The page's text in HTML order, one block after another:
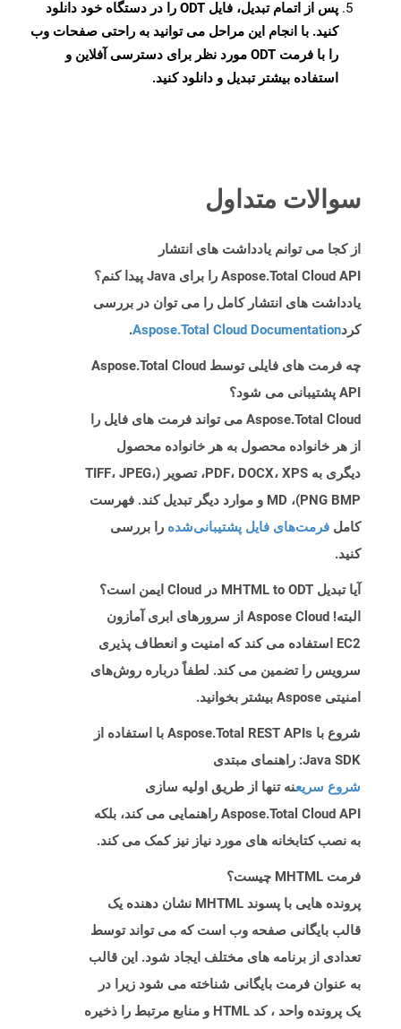
پس از اتمام تبدیل، فایل ODT را در دستگاه خود دانلود
کنید. با انجام این مراحل می توانید به راحتی صفحات وب
را با فرمت ODT مورد نظر برای دسترسی آفلاین و
استفاده بیشتر تبدیل و دانلود کنید.
سوالات متداول
از کجا می توانم یادداشت های انتشار
Aspose.Total Cloud API را برای Java پیدا کنم؟
یادداشت های انتشار کامل را می توان در بررسی
کردAspose.Total Cloud Documentation
.
چه فرمت های فایلی توسط Aspose.Total Cloud
API پشتیبانی می شود؟
Aspose.Total Cloud می تواند فرمت های فایل را
از هر خانواده محصول به هر خانواده محصول
دیگری به PDF، DOCX، XPS، تصویر (TIFF، JPEG،
PNG BMP)، MD و موارد دیگر تبدیل کند. فهرست
کامل فرمت‌های فایل پشتیبانی‌شده را بررسی
کنید.
آیا تبدیل MHTML to ODT در Cloud ایمن است؟
البته! Aspose Cloud از سرورهای ابری آمازون
EC2 استفاده می کند که امنیت و انعطاف پذیری
سرویس را تضمین می کند. لطفاً درباره روش‌های
امنیتی Aspose بیشتر بخوانید.
شروع با Aspose.Total REST APIs با استفاده از
Java SDK: راهنمای مبتدی
شروع سریعنه تنها از طریق اولیه سازی
Aspose.Total Cloud API راهنمایی می کند، بلکه
به نصب کتابخانه های مورد نیاز نیز کمک می کند.
فرمت MHTML چیست؟
پرونده هایی با پسوند MHTML نشان دهنده یک
قالب بایگانی صفحه وب است که می تواند توسط
تعدادی از برنامه های مختلف ایجاد شود. این قالب
به عنوان فرمت بایگانی شناخته می شود زیرا در
یک پرونده واحد ، کد HTML و منابع مرتبط را ذخیره